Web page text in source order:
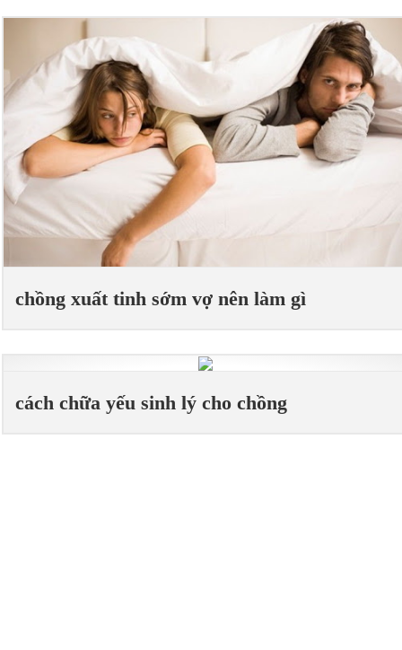
chồng xuất tinh sớm vợ nên làm gì
cách chữa yếu sinh lý cho chồng